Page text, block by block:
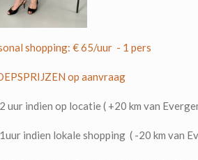
shopping: € 65/uur - 1 pers
op aanvraag
uur indien op locatie ( +20 km van
indien lokale shopping ( -20 km van